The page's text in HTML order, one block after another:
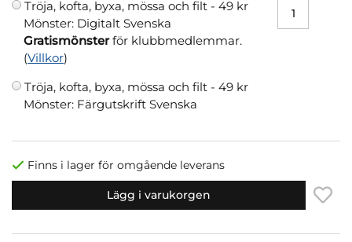
Tröja, kofta, byxa, mössa och filt - 49 kr
Mönster: Digitalt Svenska
Gratismönsterför klubbmedlemmar.
(Villkor)
Tröja, kofta, byxa, mössa och filt - 49 kr
Mönster: Färgutskrift Svenska
Finns i lager för omgående leverans
Lägg i varukorgen